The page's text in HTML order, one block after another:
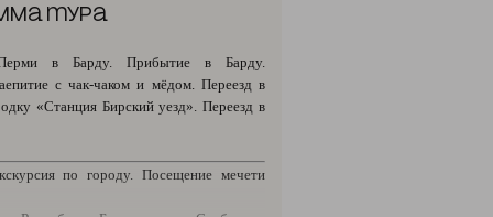
тура
в Барду. Прибытие в Барду.
с чак-чаком и мёдом. Переезд в
«Станция Бирский уезд». Переезд в
по городу. Посещение мечети